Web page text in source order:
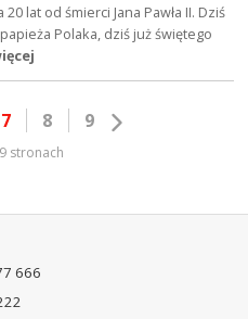
lat od śmierci Jana Pawła II. Dziś
Polaka, dziś już świętego
7 8 9
stronach
666